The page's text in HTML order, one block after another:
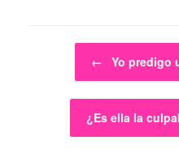
Navegador de artículos
← Yo predigo
¿Es ella la